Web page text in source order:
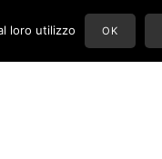
loro utilizzo OK